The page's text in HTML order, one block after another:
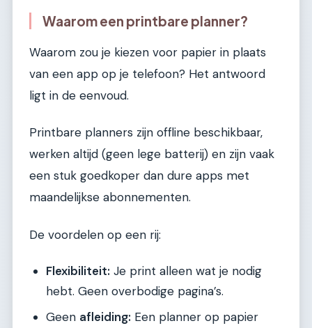
Waarom een printbare planner?
Waarom zou je kiezen voor papier in plaats
van een app op je telefoon? Het antwoord
ligt in de eenvoud.
Printbare planners zijn offline beschikbaar,
werken altijd (geen lege batterij) en zijn vaak
een stuk goedkoper dan dure apps met
maandelijkse abonnementen.
De voordelen op een rij:
Flexibiliteit: Je print alleen wat je nodig
hebt. Geen overbodige pagina’s.
Geen afleiding: Een planner op papier